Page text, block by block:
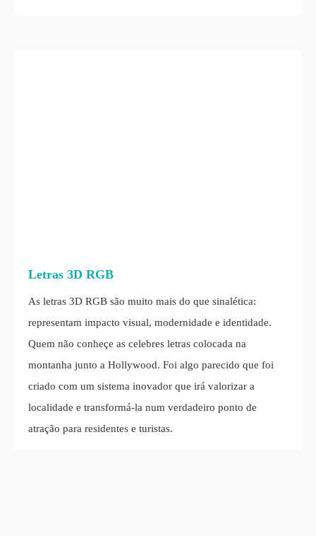
Letras 3D RGB
As letras 3D RGB são muito mais do que sinalética:
representam impacto visual, modernidade e identidade.
Quem não conheçe as celebres letras colocada na
montanha junto a Hollywood. Foi algo parecido que foi
criado com um sistema inovador que irá valorizar a
localidade e transformá-la num verdadeiro ponto de
atração para residentes e turistas.